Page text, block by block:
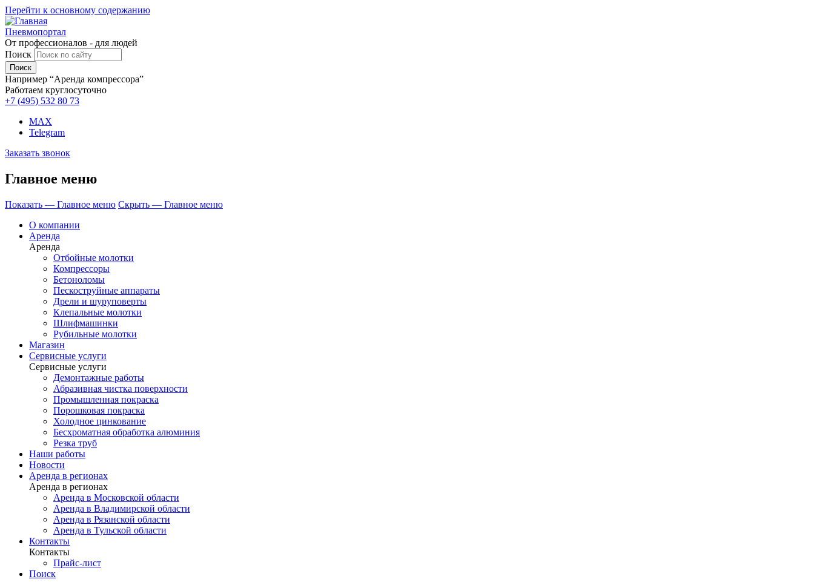
Перейти к основному содержанию
Пневмопортал
От профессионалов - для людей
Поиск
Например “Аренда компрессора”
Работаем круглосуточно
+7 (495) 532 80 73
MAX
Telegram
Заказать звонок
Главное меню
Показать — Главное меню Скрыть — Главное меню
О компании
Аренда
Аренда
Отбойные молотки
Компрессоры
Бетоноломы
Пескоструйные аппараты
Дрели и шуруповерты
Клепальные молотки
Шлифмашинки
Рубильные молотки
Магазин
Сервисные услуги
Сервисные услуги
Демонтажные работы
Абразивная чистка поверхности
Промышленная покраска
Порошковая покраска
Холодное цинкование
Бесхроматная обработка алюминия
Резка труб
Наши работы
Новости
Аренда в регионах
Аренда в регионах
Аренда в Московской области
Аренда в Владимирской области
Аренда в Рязанской области
Аренда в Тульской области
Контакты
Контакты
Прайс-лист
Поиск